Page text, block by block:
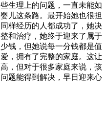
生理上的问题，一直未能如
儿这条路。最开始她也很担
样经历的人都成功了，她决
和治疗，她终于迎来了属于
钱，但她说每一分钱都是值
，拥有了完整的家庭。这让
，但对于很多家庭来说，孩
题能得到解决，早日迎来心